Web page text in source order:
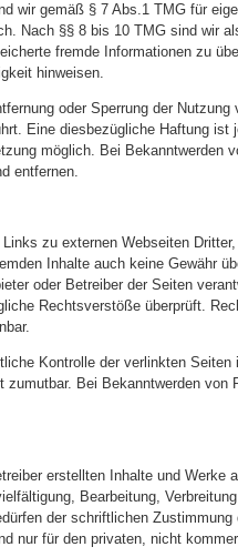
wir gemäß § 7 Abs.1 TMG für
Nach §§ 8 bis 10 TMG sind wir
fremde Informationen zu
hinweisen.
oder Sperrung der
Eine diesbezügliche Haftung
möglich. Bei Bekanntwerden
entfernen.
zu externen Webseiten
Inhalte auch keine Gewähr
oder Betreiber der Seiten
Rechtsverstöße überprüft.
Kontrolle der verlinkten
zumutbar. Bei Bekanntwerden von
erstellten Inhalte und Werke
Bearbeitung,
der schriftlichen
nur für den privaten, nicht